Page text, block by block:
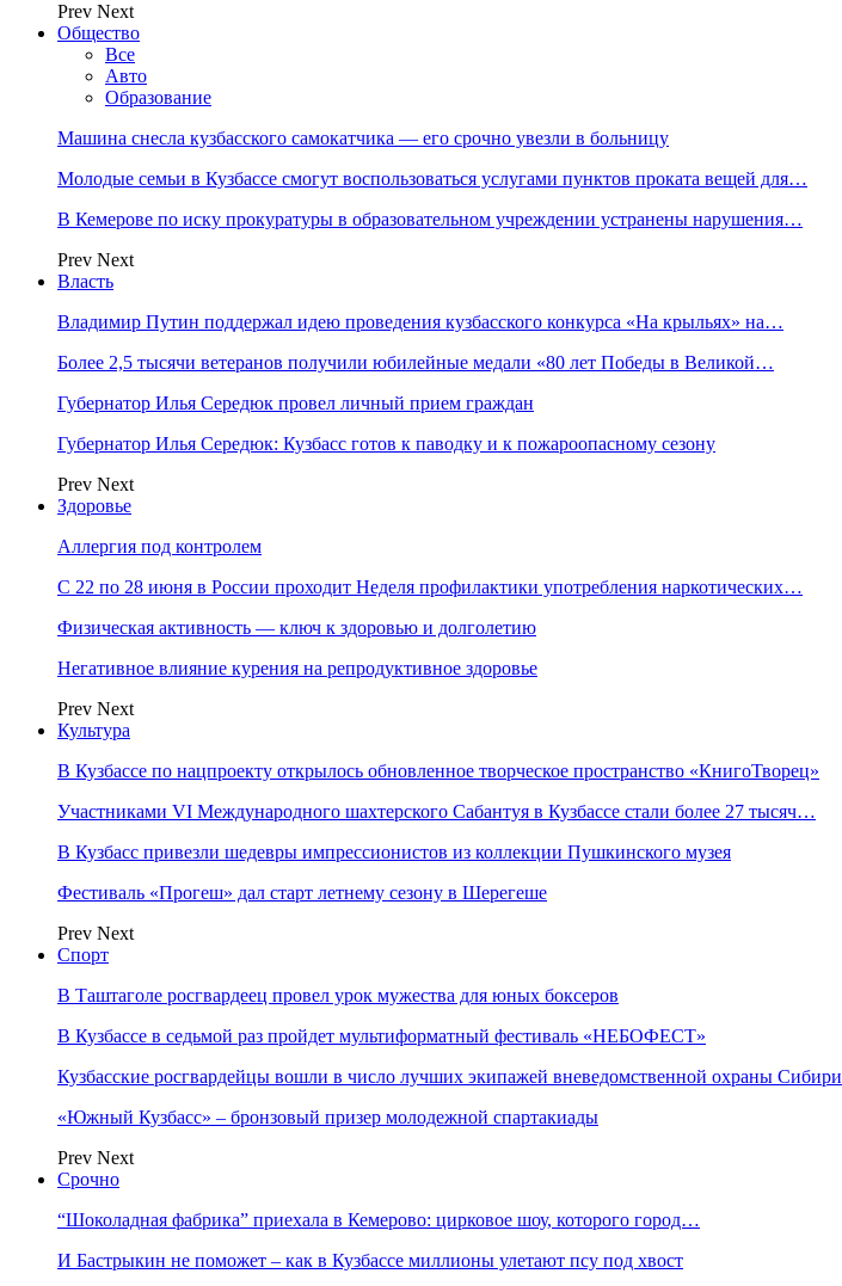
Prev Next
Общество
Все
Авто
Образование
Машина снесла кузбасского самокатчика — его срочно увезли в больницу
Молодые семьи в Кузбассе смогут воспользоваться услугами пунктов проката вещей для…
В Кемерове по иску прокуратуры в образовательном учреждении устранены нарушения…
Prev Next
Власть
Владимир Путин поддержал идею проведения кузбасского конкурса «На крыльях» на…
Более 2,5 тысячи ветеранов получили юбилейные медали «80 лет Победы в Великой…
Губернатор Илья Середюк провел личный прием граждан
Губернатор Илья Середюк: Кузбасс готов к паводку и к пожароопасному сезону
Prev Next
Здоровье
Аллергия под контролем
С 22 по 28 июня в России проходит Неделя профилактики употребления наркотических…
Физическая активность — ключ к здоровью и долголетию
Негативное влияние курения на репродуктивное здоровье
Prev Next
Культура
В Кузбассе по нацпроекту открылось обновленное творческое пространство «КнигоТворец»
Участниками VI Международного шахтерского Сабантуя в Кузбассе стали более 27 тысяч…
В Кузбасс привезли шедевры импрессионистов из коллекции Пушкинского музея
Фестиваль «Прогеш» дал старт летнему сезону в Шерегеше
Prev Next
Спорт
В Таштаголе росгвардеец провел урок мужества для юных боксеров
В Кузбассе в седьмой раз пройдет мультиформатный фестиваль «НЕБОФЕСТ»
Кузбасские росгвардейцы вошли в число лучших экипажей вневедомственной охраны Сибири
«Южный Кузбасс» – бронзовый призер молодежной спартакиады
Prev Next
Срочно
“Шоколадная фабрика” приехала в Кемерово: цирковое шоу, которого город…
И Бастрыкин не поможет – как в Кузбассе миллионы улетают псу под хвост